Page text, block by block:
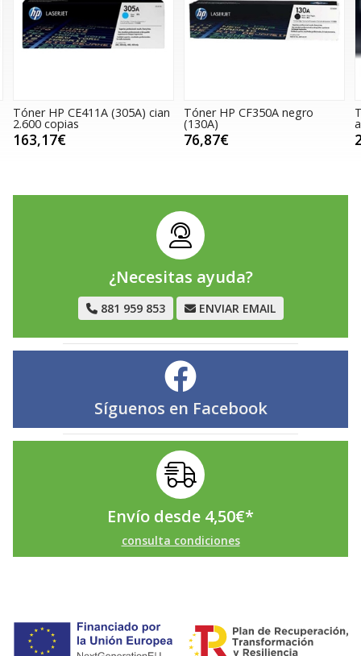
CE411A (305A) cian Tóner HP CF350A negro
(130A)
Tóner HP
amarillo
¿Necesitas ayuda?
881 959 853 ENVIAR EMAIL
Síguenos en Facebook
Envío desde 4,50€*
consulta condiciones